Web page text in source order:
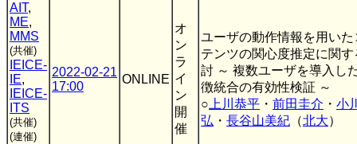
AIT,
ME,
MMS
(共催)
IEICE-
IE,
IEICE-
ITS
(共催)
(連催)
2022-02-21
17:00
ONLINE
オ
ン
ラ
イ
ン
開
催
ユーザの動作情報を用いた
テンツの関心度推定に関す
討 ～ 複数ユーザを導入し
徴統合の有効性検証 ～
○ 上川恭平 ・ 前田圭介 ・ 小
弘 ・ 長谷山美紀 （北大）